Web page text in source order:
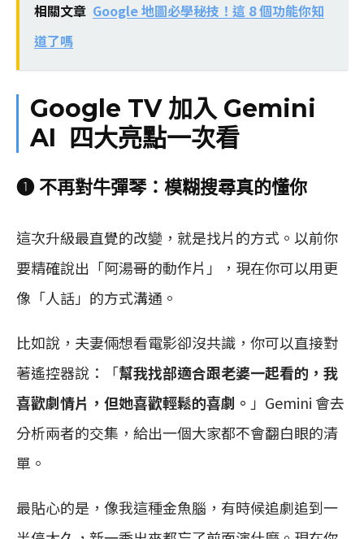
相關文章 Google 地圖必學秘技！這 8 個功能你知
道了嗎
Google TV 加入 Gemini
AI 四大亮點一次看
❶ 不再對牛彈琴：模糊搜尋真的懂你
這次升級最直覺的改變，就是找片的方式。以前你
要精確說出「阿湯哥的動作片」，現在你可以用更
像「人話」的方式溝通。
比如說，夫妻倆想看電影卻沒共識，你可以直接對
著遙控器說：「幫我找部適合跟老婆一起看的，我
喜歡劇情片，但她喜歡輕鬆的喜劇。 」Gemini 會去
分析兩者的交集，給出一個大家都不會翻白眼的清
單。
最貼心的是，像我這種金魚腦，有時候追劇追到一